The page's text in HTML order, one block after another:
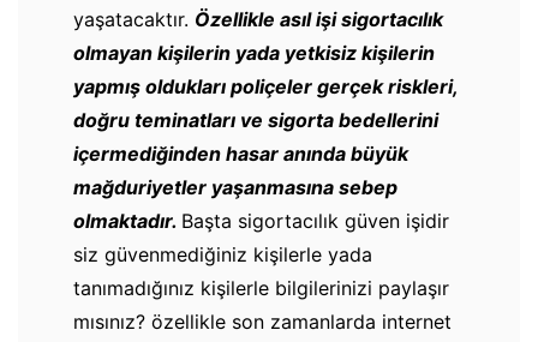
yaşatacaktır. Özellikle asıl işi sigortacılık
olmayan kişilerin yada yetkisiz kişilerin
yapmış oldukları poliçeler gerçek riskleri,
doğru teminatları ve sigorta bedellerini
içermediğinden hasar anında büyük
mağduriyetler yaşanmasına sebep
olmaktadır. Başta sigortacılık güven işidir
siz güvenmediğiniz kişilerle yada
tanımadığınız kişilerle bilgilerinizi paylaşır
mısınız? özellikle son zamanlarda internet